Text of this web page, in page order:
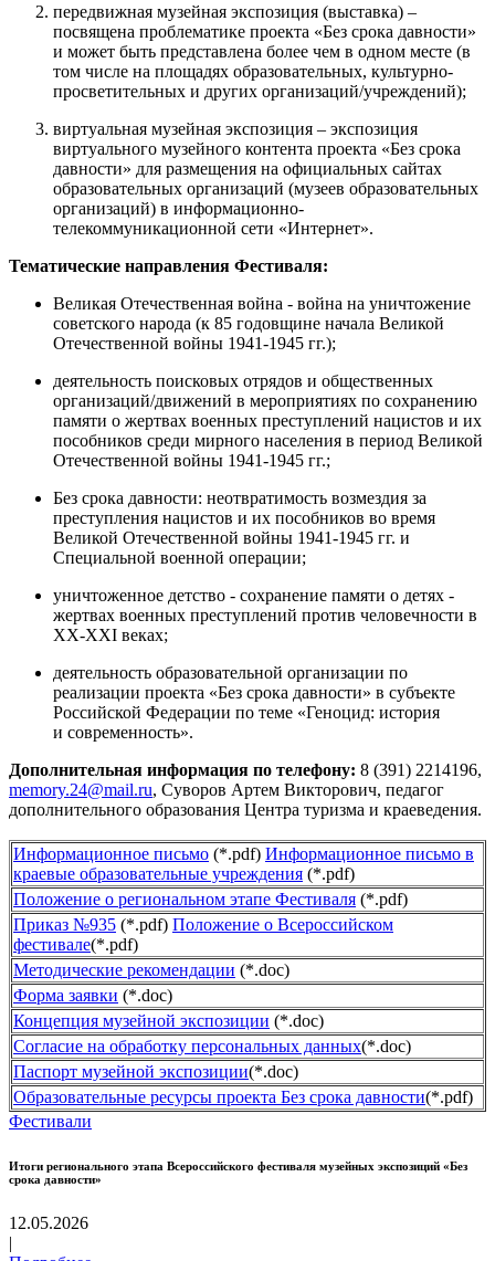
передвижная музейная экспозиция (выставка) –
посвящена проблематике проекта «Без срока давности»
и может быть представлена более чем в одном месте (в
том числе на площадях образовательных, культурно-
просветительных и других организаций/учреждений);
виртуальная музейная экспозиция – экспозиция
виртуального музейного контента проекта «Без срока
давности» для размещения на официальных сайтах
образовательных организаций (музеев образовательных
организаций) в информационно-
телекоммуникационной сети «Интернет».
Тематические направления Фестиваля:
Великая Отечественная война - война на уничтожение
советского народа (к 85 годовщине начала Великой
Отечественной войны 1941-1945 гг.);
деятельность поисковых отрядов и общественных
организаций/движений в мероприятиях по сохранению
памяти о жертвах военных преступлений нацистов и их
пособников среди мирного населения в период Великой
Отечественной войны 1941-1945 гг.;
Без срока давности: неотвратимость возмездия за
преступления нацистов и их пособников во время
Великой Отечественной войны 1941-1945 гг. и
Специальной военной операции;
уничтоженное детство - сохранение памяти о детях -
жертвах военных преступлений против человечности в
XX-XXI веках;
деятельность образовательной организации по
реализации проекта «Без срока давности» в субъекте
Российской Федерации по теме «Геноцид: история
и современность».
Дополнительная информация по телефону: 8 (391) 2214196,
memory.24@mail.ru, Суворов Артем Викторович, педагог
дополнительного образования Центра туризма и краеведения.
Информационное письмо (*.pdf) Информационное письмо в
краевые образовательные учреждения (*.pdf)
Положение о региональном этапе Фестиваля (*.pdf)
Приказ №935 (*.pdf) Положение о Всероссийском
фестивале(*.pdf)
Методические рекомендации (*.doc)
Форма заявки (*.doc)
Концепция музейной экспозиции (*.doc)
Согласие на обработку персональных данных(*.doc)
Паспорт музейной экспозиции(*.doc)
Образовательные ресурсы проекта Без срока давности(*.pdf)
Фестивали
Итоги регионального этапа Всероссийского фестиваля музейных экспозиций «Без
срока давности»
12.05.2026
|